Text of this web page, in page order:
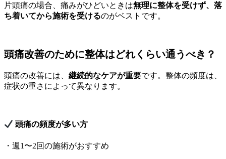
片頭痛の場合、痛みがひどいときは無理に整体を受けず、落
ち着いてから施術を受けるのがベストです。
頭痛改善のために整体はどれくらい通うべき？
頭痛の改善には、 継続的なケアが重要です。整体の頻度は、
症状の重さによって異なります。
頭痛の頻度が多い方
・週1〜2回の施術がおすすめ